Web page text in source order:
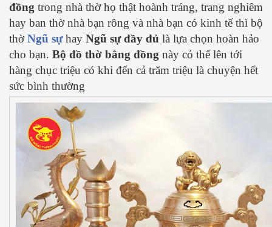
đồng trong nhà thờ họ thật hoành tráng, trang nghiêm
hay ban thờ nhà bạn rông và nhà bạn có kinh tế thì bộ
thờNgũ sựhay Ngũ sự đầy đủ là lựa chọn hoàn hảo
cho bạn. Bộ đồ thờ bằng đồng này cỏ thế lên tới
hàng chục triệu có khi đến cả trăm triệu là chuyện hết
sức bình thường